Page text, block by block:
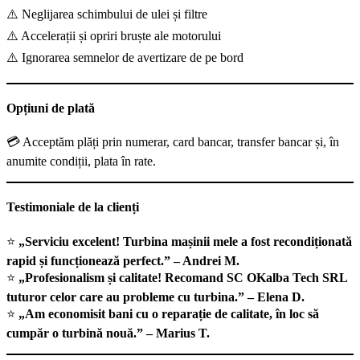
⚠️ Neglijarea schimbului de ulei și filtre
⚠️ Accelerații și opriri bruște ale motorului
⚠️ Ignorarea semnelor de avertizare de pe bord
Opțiuni de plată
💳 Acceptăm plăți prin numerar, card bancar, transfer bancar și, în
anumite condiții, plata în rate.
Testimoniale de la clienți
⭐ „Serviciu excelent! Turbina mașinii mele a fost recondiționată
rapid și funcționează perfect.” – Andrei M.
⭐ „Profesionalism și calitate! Recomand SC OKalba Tech SRL
tuturor celor care au probleme cu turbina.” – Elena D.
⭐ „Am economisit bani cu o reparație de calitate, în loc să
cumpăr o turbină nouă.” – Marius T.